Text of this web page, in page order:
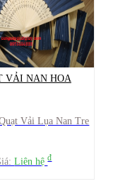
VẢI NAN HOA
Vải Lụa Nan Tre
Liên hệđ